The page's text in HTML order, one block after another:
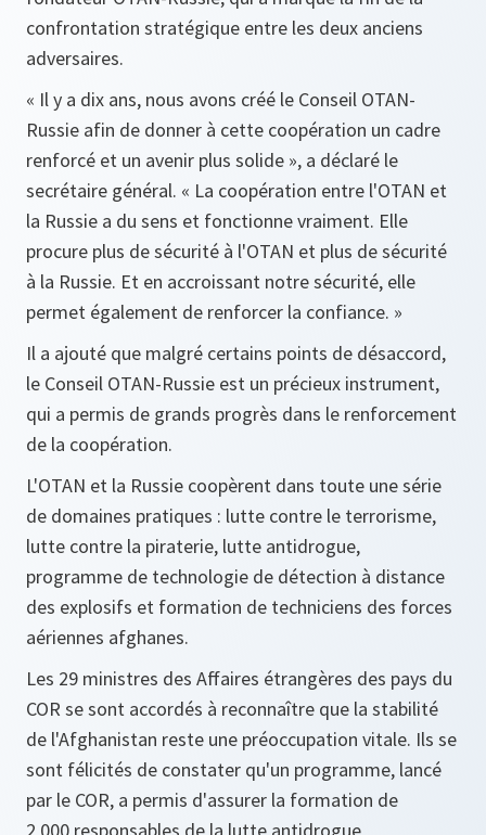
confrontation stratégique entre les deux anciens
adversaires.
« Il y a dix ans, nous avons créé le Conseil OTAN-
Russie afin de donner à cette coopération un cadre
renforcé et un avenir plus solide », a déclaré le
secrétaire général. « La coopération entre l'OTAN et
la Russie a du sens et fonctionne vraiment. Elle
procure plus de sécurité à l'OTAN et plus de sécurité
à la Russie. Et en accroissant notre sécurité, elle
permet également de renforcer la confiance. »
Il a ajouté que malgré certains points de désaccord,
le Conseil OTAN-Russie est un précieux instrument,
qui a permis de grands progrès dans le renforcement
de la coopération.
L'OTAN et la Russie coopèrent dans toute une série
de domaines pratiques : lutte contre le terrorisme,
lutte contre la piraterie, lutte antidrogue,
programme de technologie de détection à distance
des explosifs et formation de techniciens des forces
aériennes afghanes.
Les 29 ministres des Affaires étrangères des pays du
COR se sont accordés à reconnaître que la stabilité
de l'Afghanistan reste une préoccupation vitale. Ils se
sont félicités de constater qu'un programme, lancé
par le COR, a permis d'assurer la formation de